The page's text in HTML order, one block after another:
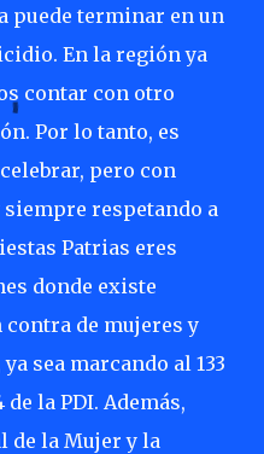
puede terminar en un
En la región ya
contar con otro
Por lo tanto, es
pero con
respetando a
Patrias eres
donde existe
de mujeres y
sea marcando al 133
de la PDI. Además,
de la Mujer y la